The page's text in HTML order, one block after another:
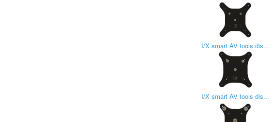
I/X smart AV tools dis...
I/X smart AV tools dis...